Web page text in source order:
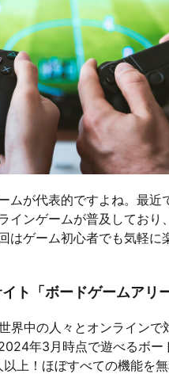
ムが代表的ですよね。最近
インゲームが普及しており
はゲーム初心者でも気軽に
ト「ボードゲームアリー
界中の人々とオンラインで
年3月時点で遊べるボ
上！ほぼすべての機能を